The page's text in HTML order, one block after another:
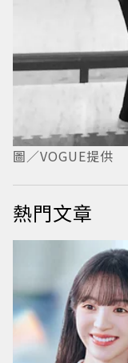
圖／VOGUE提供
熱門文章